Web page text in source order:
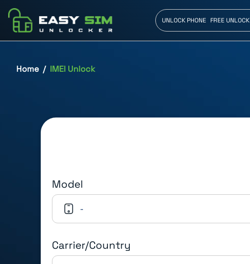
UNLOCK PHONE FREE UNLOCK
Home IMEI Unlock
Model
-
Carrier/Country